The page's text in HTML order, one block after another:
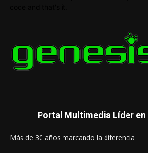
Portal Multimedia Líder
Más de 30 años marcando la diferencia